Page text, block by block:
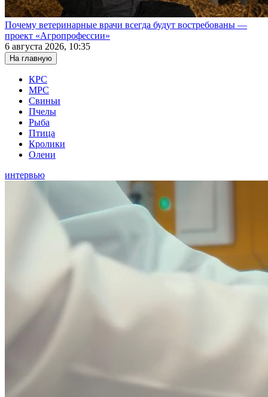
Почему ветеринарные врачи всегда будут востребованы —
проект «Агропрофессии»
6 августа 2026, 10:35
На главную
КРС
МРС
Свиньи
Пчелы
Рыба
Птица
Кролики
Олени
интервью